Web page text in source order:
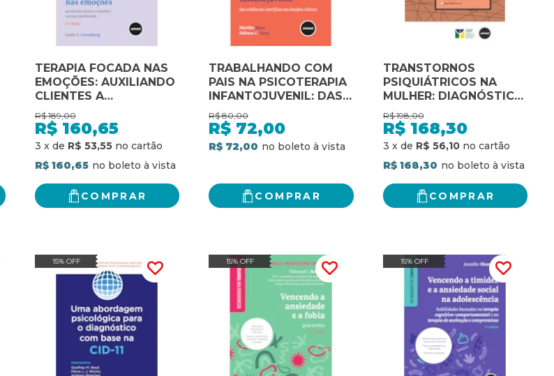
TERAPIA FOCADA NAS
EMOÇÕES: AUXILIANDO
CLIENTES A
TRABALHAR COM SEUS
SENTIMENTOS
R$ 189,00
R$ 160,65
3 x de R$ 53,55
R$ 160,65
COMPRAR
TRABALHANDO COM
PAIS NA PSICOTERAPIA
INFANTOJUVENIL: DAS
EVIDÊNCIAS
CIENTÍFICAS AOS
DESAFIOS CLÍNICOS
R$ 80,00
R$ 72,00
R$ 72,00
COMPRAR
TRANSTORNOS
PSIQUIÁTRICOS NA
MULHER: DIAGNÓSTICO
E MANEJO
R$ 198,00
R$ 168,30
3 x de R$ 56,10
R$ 168,30
COMPRAR
15% OFF 15% OFF 15% OFF